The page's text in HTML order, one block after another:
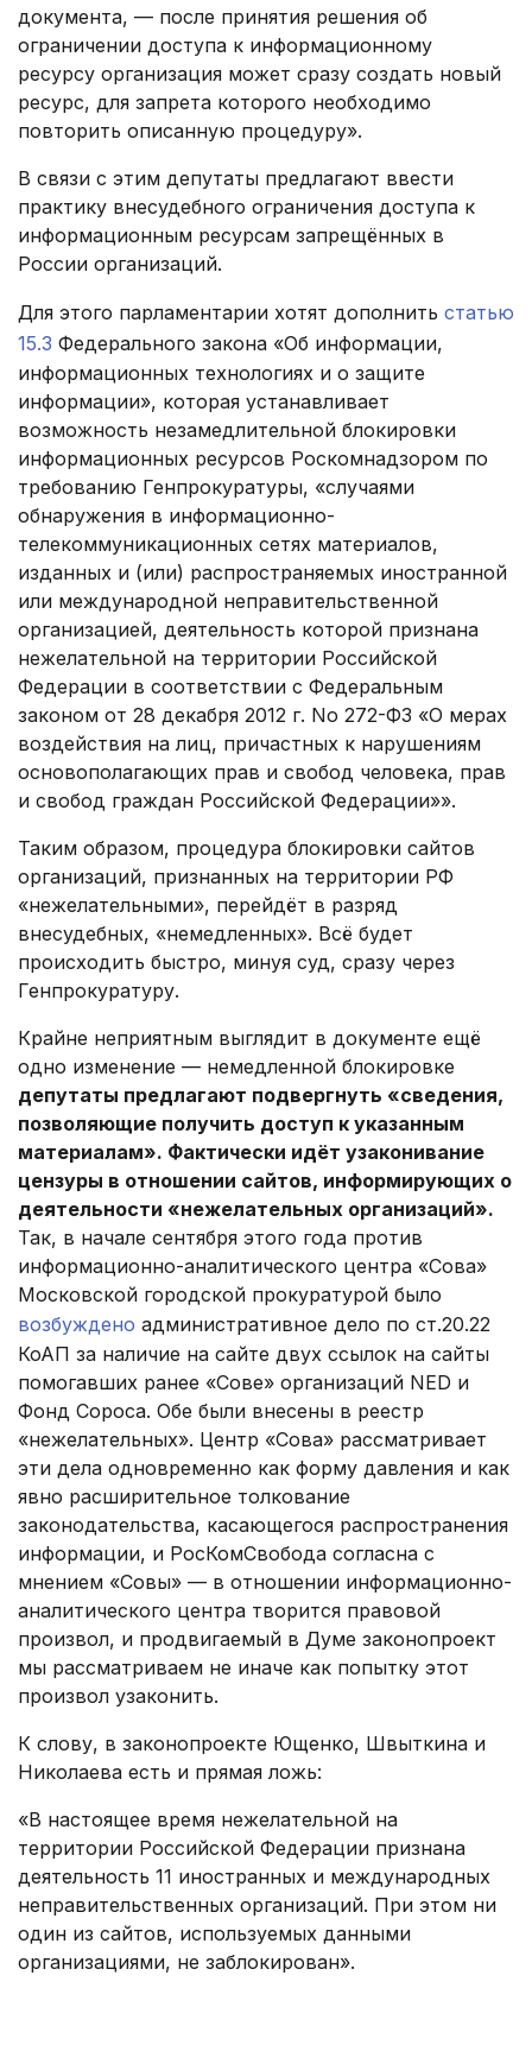
документа, — после принятия решения об
ограничении доступа к информационному
ресурсу организация может сразу создать новый
ресурс, для запрета которого необходимо
повторить описанную процедуру».
В связи с этим депутаты предлагают ввести
практику внесудебного ограничения доступа к
информационным ресурсам запрещённых в
России организаций.
Для этого парламентарии хотят дополнить статью
15.3 Федерального закона «Об информации,
информационных технологиях и о защите
информации», которая устанавливает
возможность незамедлительной блокировки
информационных ресурсов Роскомнадзором по
требованию Генпрокуратуры, «случаями
обнаружения в информационно-
телекоммуникационных сетях материалов,
изданных и (или) распространяемых иностранной
или международной неправительственной
организацией, деятельность которой признана
нежелательной на территории Российской
Федерации в соответствии с Федеральным
законом от 28 декабря 2012 г. No 272-ФЗ «О мерах
воздействия на лиц, причастных к нарушениям
основополагающих прав и свобод человека, прав
и свобод граждан Российской Федерации»».
Таким образом, процедура блокировки сайтов
организаций, признанных на территории РФ
«нежелательными», перейдёт в разряд
внесудебных, «немедленных». Всё будет
происходить быстро, минуя суд, сразу через
Генпрокуратуру.
Крайне неприятным выглядит в документе ещё
одно изменение — немедленной блокировке
депутаты предлагают подвергнуть «сведения,
позволяющие получить доступ к указанным
материалам». Фактически идёт узаконивание
цензуры в отношении сайтов, информирующих о
деятельности «нежелательных организаций».
Так, в начале сентября этого года против
информационно-аналитического центра «Сова»
Московской городской прокуратурой было
возбуждено административное дело по ст.20.22
КоАП за наличие на сайте двух ссылок на сайты
помогавших ранее «Сове» организаций NED и
Фонд Сороса. Обе были внесены в реестр
«нежелательных». Центр «Сова» рассматривает
эти дела одновременно как форму давления и как
явно расширительное толкование
законодательства, касающегося распространения
информации, и РосКомСвобода согласна с
мнением «Совы» — в отношении информационно-
аналитического центра творится правовой
произвол, и продвигаемый в Думе законопроект
мы рассматриваем не иначе как попытку этот
произвол узаконить.
К слову, в законопроекте Ющенко, Швыткина и
Николаева есть и прямая ложь:
«В настоящее время нежелательной на
территории Российской Федерации признана
деятельность 11 иностранных и международных
неправительственных организаций. При этом ни
один из сайтов, используемых данными
организациями, не заблокирован».